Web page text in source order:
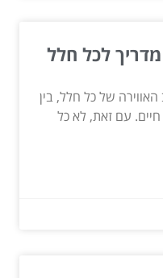
לכל חלל
של כל חלל, בין
עם זאת, לא כל